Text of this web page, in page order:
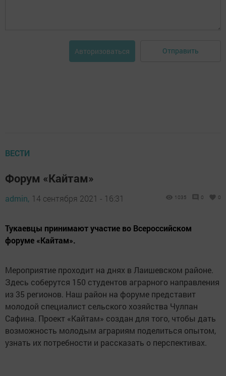
Авторизоваться Отправить
ВЕСТИ
Форум «Кайтам»
admin, 14 сентября 2021 - 16:31 1035 0 0
Тукаевцы принимают участие во Всероссийском
форуме «Кайтам».
Мероприятие проходит на днях в Лаишевском районе.
Здесь соберутся 150 студентов аграрного направления
из 35 регионов. Наш район на форуме представит
молодой специалист сельского хозяйства Чулпан
Сафина. Проект «Кайтам» создан для того, чтобы дать
возможность молодым аграриям поделиться опытом,
узнать их потребности и рассказать о перспективах.